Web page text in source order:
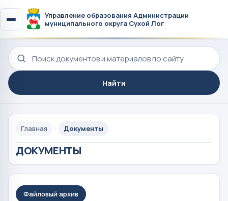
Управление образования Администрации
муниципального округа Сухой Лог
Поиск по сайту
Найти
Главная Документы
ДОКУМЕНТЫ
Файловый архив